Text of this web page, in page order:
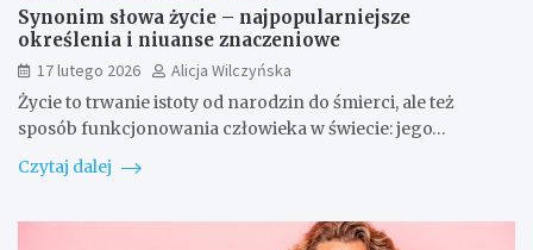
Synonim słowa życie – najpopularniejsze
określenia i niuanse znaczeniowe
17 lutego 2026
Alicja Wilczyńska
Życie to trwanie istoty od narodzin do śmierci, ale też
sposób funkcjonowania człowieka w świecie: jego…
Czytaj dalej